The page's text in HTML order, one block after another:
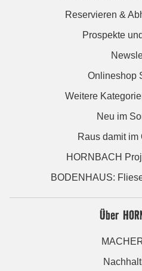
Reservieren &
Prospekte
Onlineshop
Weitere
Neu im
Raus damit im
HORNBACH
BODENHAUS:
Über